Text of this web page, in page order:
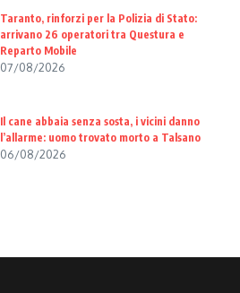
Taranto, rinforzi per la Polizia di Stato:
arrivano 26 operatori tra Questura e
Reparto Mobile
07/08/2026
Il cane abbaia senza sosta, i vicini danno
l’allarme: uomo trovato morto a Talsano
06/08/2026